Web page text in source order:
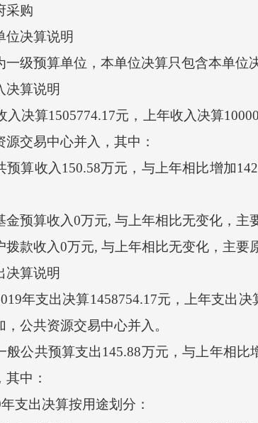
购
决算说明
预算单位，本单位决算只包含本单位决
算说明
算1505774.17元，上年收入决算
源交易中心并入，其中：
收入150.58万元，与上年相比增加
算收入0万元, 与上年相比无变化，主
收入0万元, 与上年相比无变化，主要
算说明
年支出决算1458754.17元，上年支出决
公共资源交易中心并入。
共预算支出145.88万元，与上年相比
中：
出决算按用途划分：